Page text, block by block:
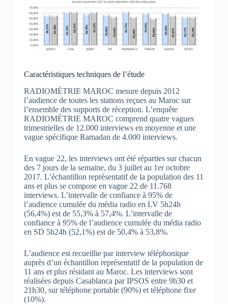
Caractéristiques techniques de l’étude
RADIOMÉTRIE MAROC mesure depuis 2012
l’audience de toutes les stations reçues au Maroc sur
l’ensemble des supports de réception. L’enquête
RADIOMÉTRIE MAROC comprend quatre vagues
trimestrielles de 12.000 interviews en moyenne et une
vague spécifique Ramadan de 4.000 interviews.
En vague 22, les interviews ont été réparties sur chacun
des 7 jours de la semaine, du 3 juillet au 1er octobre
2017. L’échantillon représentatif de la population des 11
ans et plus se compose en vague 22 de 11.768
interviews. L’intervalle de confiance à 95% de
l’audience cumulée du média radio en LV 5h24h
(56,4%) est de 55,3% à 57,4%. L’intervalle de
confiance à 95% de l’audience cumulée du média radio
en SD 5h24h (52,1%) est de 50,4% à 53,8%.
L’audience est recueillie par interview téléphonique
auprès d’un échantillon représentatif de la population de
11 ans et plus résidant au Maroc. Les interviews sont
réalisées depuis Casablanca par IPSOS entre 9h30 et
21h30, sur téléphone portable (90%) et téléphone fixe
(10%).